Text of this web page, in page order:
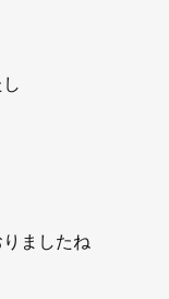
ましたね